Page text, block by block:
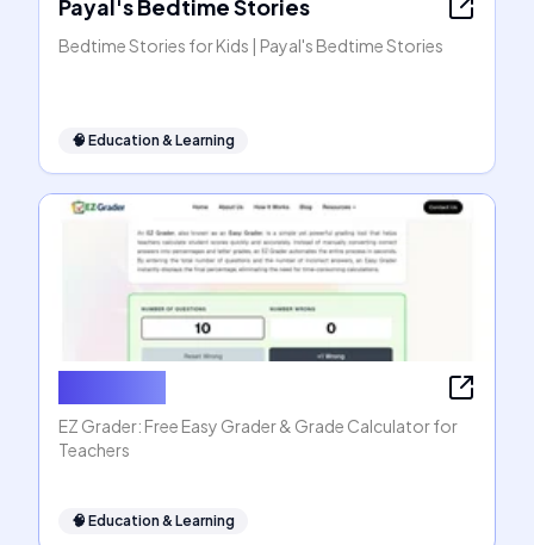
Payal's Bedtime Stories
Bedtime Stories for Kids | Payal's Bedtime Stories
🧠 Education & Learning
EZ Grader: Free Easy Grader & Grade Calculator for
Teachers
🧠 Education & Learning